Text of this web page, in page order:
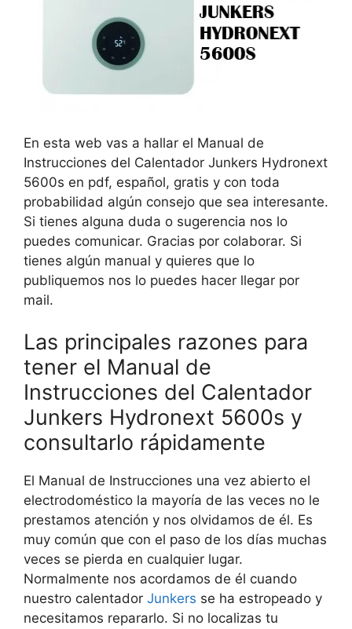
En esta web vas a hallar el Manual de
Instrucciones del Calentador Junkers Hydronext
5600s en pdf, español, gratis y con toda
probabilidad algún consejo que sea interesante.
Si tienes alguna duda o sugerencia nos lo
puedes comunicar. Gracias por colaborar. Si
tienes algún manual y quieres que lo
publiquemos nos lo puedes hacer llegar por
mail.
Las principales razones para
tener el Manual de
Instrucciones del Calentador
Junkers Hydronext 5600s y
consultarlo rápidamente
El Manual de Instrucciones una vez abierto el
electrodoméstico la mayoría de las veces no le
prestamos atención y nos olvidamos de él. Es
muy común que con el paso de los días muchas
veces se pierda en cualquier lugar.
Normalmente nos acordamos de él cuando
nuestro calentador Junkers se ha estropeado y
necesitamos repararlo. Si no localizas tu